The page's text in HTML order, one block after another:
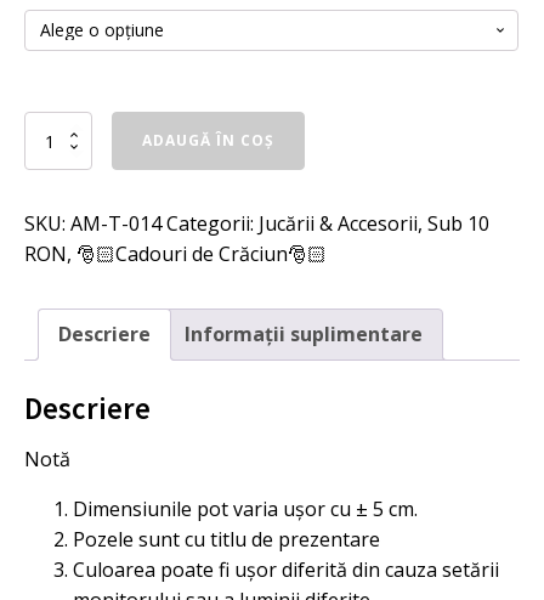
Cantitate
pisici
ADAUGĂ ÎN COȘ
SKU: AM-T-014Categorii: Jucării & Accesorii, Sub 10
RON, 🎅🏻Cadouri de Crăciun🎅🏻
Descriere Informații suplimentare
Descriere
Notă
Dimensiunile pot varia ușor cu ± 5 cm.
Pozele sunt cu titlu de prezentare
Culoarea poate fi ușor diferită din cauza setării